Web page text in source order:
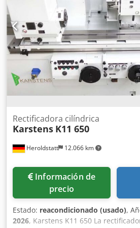
Weiss/EMAG/GP/Studer/
cchella/Dan nobat/Bahmüller/
Adyoa
Heroldstatt 12.066 km
Rectificadora cilíndrica
Karstens K11 650
Información de
precio
Estado: reacondicionado (usado),
2026, Karstens K11 650 La